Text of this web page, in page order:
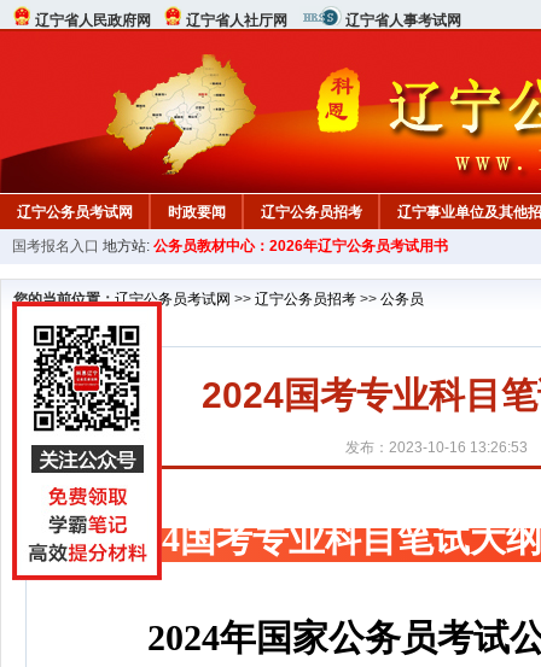
辽宁省人民政府网 辽宁省人社厅网 辽宁省人事考试网
辽宁公务员考试网 时政要闻 辽宁公务员招考 辽宁事业单位及其他
在线咨询 教材中心
国考报名入口 地方站: 公务员教材中心：2026年辽宁公务员考试用书
您的当前位置：辽宁公务员考试网 >> 辽宁公务员招考 >> 公务员
2024国考专业科目
发布：2023-10-16 13:26:53
2024国考专业科目笔试大
2024年国家公务员考试